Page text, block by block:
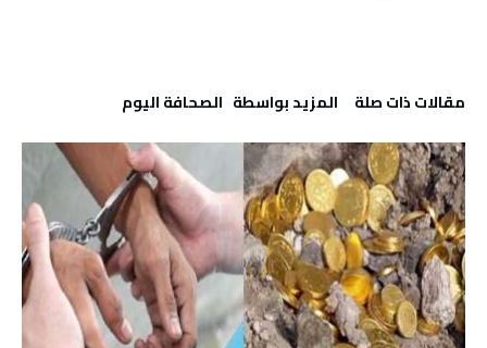
‫مقالات ذات صلة‬ ‫‫المزيد بواسطة‬ ‬ ‭ ‬الصحافة‭ ‬اليوم